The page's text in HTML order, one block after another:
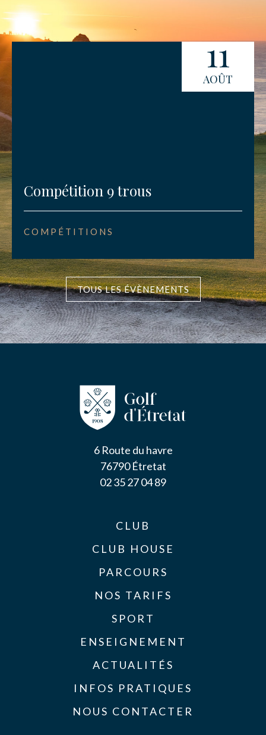
11
AOÛT
Compétition 9 trous
COMPÉTITIONS
TOUS LES ÉVÈNEMENTS
6 Route du havre
76790 Étretat
02 35 27 04 89
CLUB
CLUB HOUSE
PARCOURS
NOS TARIFS
SPORT
ENSEIGNEMENT
ACTUALITÉS
INFOS PRATIQUES
NOUS CONTACTER